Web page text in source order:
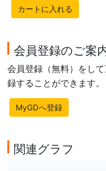
カートに入れる
会員登録のご案
会員登録（無料）をし
録することができます。
MyGDへ登録
関連グラフ